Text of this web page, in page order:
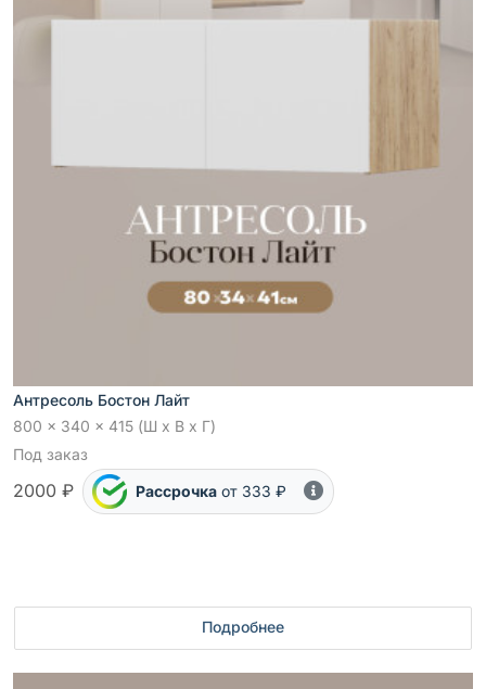
Антресоль Бостон Лайт
800 x 340 x 415 (Ш x В x Г)
Под заказ
2000 ₽ Рассрочка от 333 ₽
Подробнее